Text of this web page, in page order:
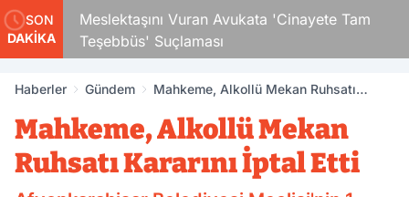
SON
DAKİKA
Meslektaşını Vuran Avukata 'Cinayete Tam
Teşebbüs' Suçlaması
Haberler Gündem
Mahkeme, Alkollü Mekan Ruhsatı
Mahkeme, Alkollü Mekan
Ruhsatı Kararını İptal Etti